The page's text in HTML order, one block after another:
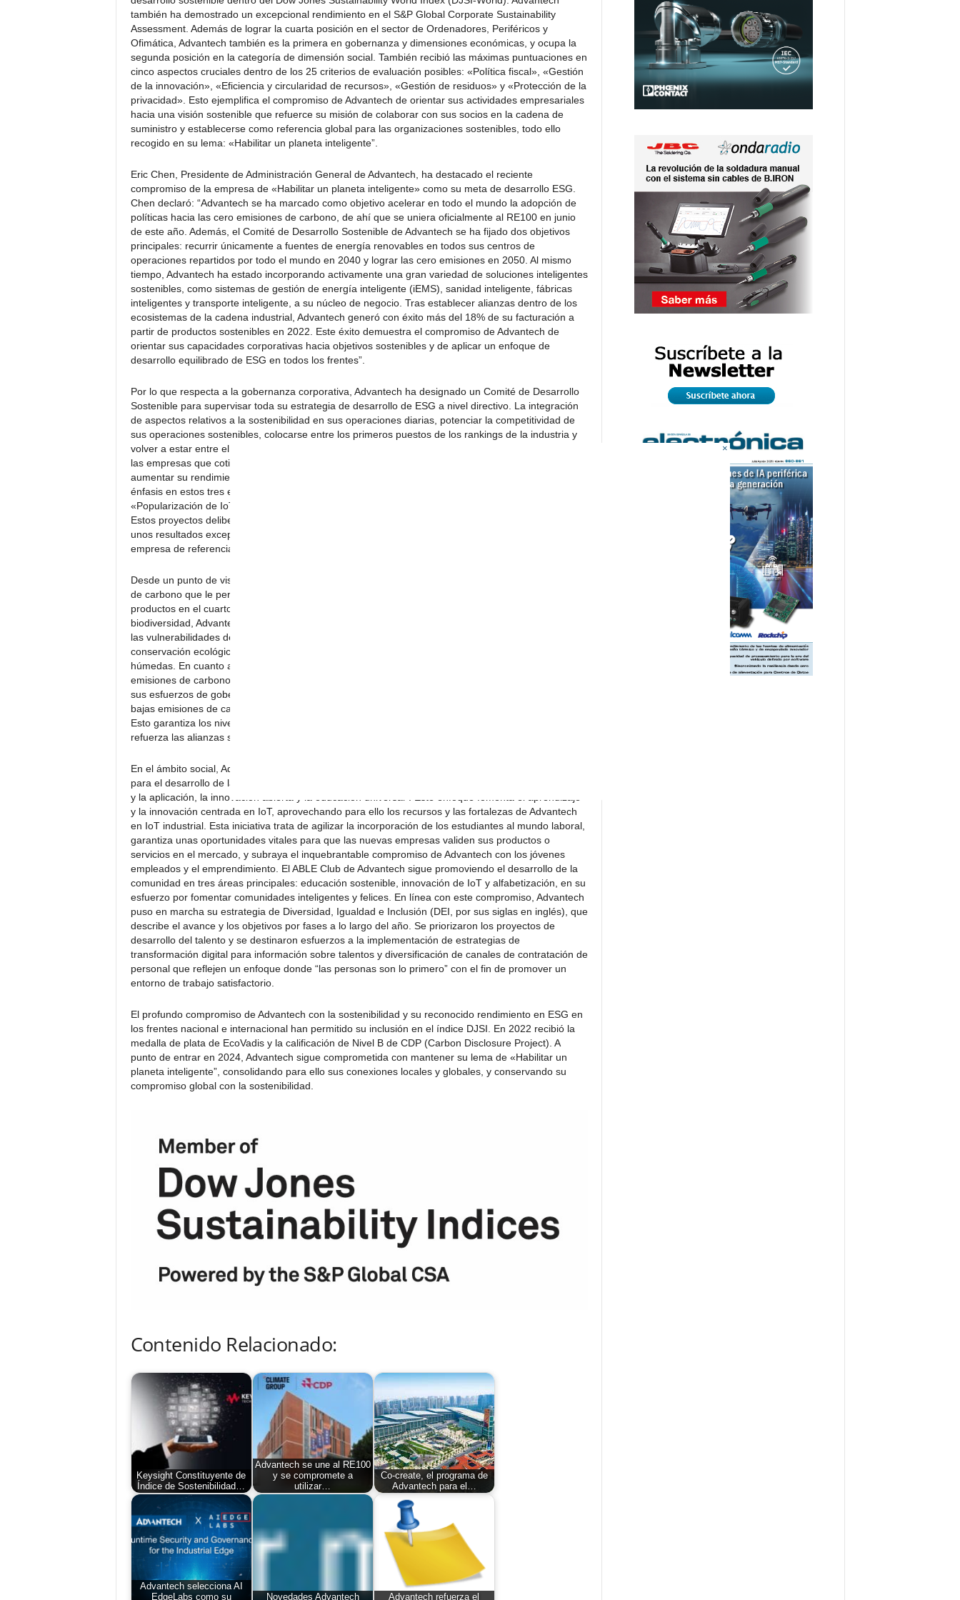
también ha demostrado un excepcional rendimiento en el S&P Global Corporate Sustainability
Assessment. Además de lograr la cuarta posición en el sector de Ordenadores, Periféricos y
Ofimática, Advantech también es la primera en gobernanza y dimensiones económicas, y ocupa la
segunda posición en la categoría de dimensión social. También recibió las máximas puntuaciones en
cinco aspectos cruciales dentro de los 25 criterios de evaluación posibles: «Política fiscal», «Gestión
de la innovación», «Eficiencia y circularidad de recursos», «Gestión de residuos» y «Protección de la
privacidad». Esto ejemplifica el compromiso de Advantech de orientar sus actividades empresariales
hacia una visión sostenible que refuerce su misión de colaborar con sus socios en la cadena de
suministro y establecerse como referencia global para las organizaciones sostenibles, todo ello
recogido en su lema: «Habilitar un planeta inteligente”.
Eric Chen, Presidente de Administración General de Advantech, ha destacado el reciente
compromiso de la empresa de «Habilitar un planeta inteligente» como su meta de desarrollo ESG.
Chen declaró: “Advantech se ha marcado como objetivo acelerar en todo el mundo la adopción de
políticas hacia las cero emisiones de carbono, de ahí que se uniera oficialmente al RE100 en junio
de este año. Además, el Comité de Desarrollo Sostenible de Advantech se ha fijado dos objetivos
principales: recurrir únicamente a fuentes de energía renovables en todos sus centros de
operaciones repartidos por todo el mundo en 2040 y lograr las cero emisiones en 2050. Al mismo
tiempo, Advantech ha estado incorporando activamente una gran variedad de soluciones inteligentes
sostenibles, como sistemas de gestión de energía inteligente (iEMS), sanidad inteligente, fábricas
inteligentes y transporte inteligente, a su núcleo de negocio. Tras establecer alianzas dentro de los
ecosistemas de la cadena industrial, Advantech generó con éxito más del 18% de su facturación a
partir de productos sostenibles en 2022. Este éxito demuestra el compromiso de Advantech de
orientar sus capacidades corporativas hacia objetivos sostenibles y de aplicar un enfoque de
desarrollo equilibrado de ESG en todos los frentes”.
Por lo que respecta a la gobernanza corporativa, Advantech ha designado un Comité de Desarrollo
Sostenible para supervisar toda su estrategia de desarrollo de ESG a nivel directivo. La integración
de aspectos relativos a la sostenibilidad en sus operaciones diarias, potenciar la competitividad de
sus operaciones sostenibles, colocarse entre los primeros puestos de los rankings de la industria y
volver a estar entre el 5% más alto de la «Evaluación de Gobernanza Corporativa» de este año para
las empresas que cotizan en bolsa son los resultados de la decisión estratégica de Advantech de
aumentar su rendimiento en ámbito ESG. Los objetivos futuros de Advantech pasan por mantener su
énfasis en estos tres ejes de sostenibilidad: «Operaciones respetuosas con el medio ambiente»,
«Popularización de IoT por el bien común” y «Bienestar de los empleados e iniciativas benéficas».
Estos proyectos deliberados, metódicos y controlados de Advantech tienen como objetivo obtener
unos resultados excepcionales de forma consistente que la permitan consolidarse como una sólida
empresa de referencia.
Desde un punto de vista medioambiental, Advantech realizó un estudio para valorar sus emisiones
de carbono que le permitió obtener la certificación ISO 14067 para la huella de carbono de sus
productos en el cuarto trimestre de este año. Para abordar la creciente preocupación por la
biodiversidad, Advantech utiliza sus capacidades AIoT con el fin de identificar oportunidades, evaluar
las vulnerabilidades de la biodiversidad e involucrar al personal en proyectos prácticos de
conservación ecológica como la recuperación de bosques costeros y la adopción de zonas
húmedas. En cuanto a iniciativas de productos verdes y prácticas sostenibles, Advantech reduce sus
emisiones de carbono gracias al uso de materiales de embalaje ecológicos. También ha potenciado
sus esfuerzos de gobernanza de proveedores, promoviendo una cadena de suministro verde y con
bajas emisiones de carbono e implementando planes de mejora entre sus principales proveedores.
Esto garantiza los niveles de ESG de forma consistente a lo largo de toda la cadena de suministro,
refuerza las alianzas sostenibles y supone un avance hacia una cadena de suministro sostenible.
En el ámbito social, Advantech colabora con el entorno industrial, público, académico e investigador
para el desarrollo de la «Cocreación de cadenas de valor» mediante la «Integración del aprendizaje
y la aplicación, la innovación abierta y la educación universal”. Este enfoque fomenta el aprendizaje
y la innovación centrada en IoT, aprovechando para ello los recursos y las fortalezas de Advantech
en IoT industrial. Esta iniciativa trata de agilizar la incorporación de los estudiantes al mundo laboral,
garantiza unas oportunidades vitales para que las nuevas empresas validen sus productos o
servicios en el mercado, y subraya el inquebrantable compromiso de Advantech con los jóvenes
empleados y el emprendimiento. El ABLE Club de Advantech sigue promoviendo el desarrollo de la
comunidad en tres áreas principales: educación sostenible, innovación de IoT y alfabetización, en su
esfuerzo por fomentar comunidades inteligentes y felices. En línea con este compromiso, Advantech
puso en marcha su estrategia de Diversidad, Igualdad e Inclusión (DEI, por sus siglas en inglés), que
describe el avance y los objetivos por fases a lo largo del año. Se priorizaron los proyectos de
desarrollo del talento y se destinaron esfuerzos a la implementación de estrategias de
transformación digital para información sobre talentos y diversificación de canales de contratación de
personal que reflejen un enfoque donde “las personas son lo primero” con el fin de promover un
entorno de trabajo satisfactorio.
El profundo compromiso de Advantech con la sostenibilidad y su reconocido rendimiento en ESG en
los frentes nacional e internacional han permitido su inclusión en el índice DJSI. En 2022 recibió la
medalla de plata de EcoVadis y la calificación de Nivel B de CDP (Carbon Disclosure Project). A
punto de entrar en 2024, Advantech sigue comprometida con mantener su lema de «Habilitar un
planeta inteligente”, consolidando para ello sus conexiones locales y globales, y conservando su
compromiso global con la sostenibilidad.
Contenido Relacionado:
Keysight Constituyente de
Índice de Sostenibilidad…
Advantech se une al RE100
y se compromete a
utilizar…
Co-create, el programa de
Advantech para el…
Advantech selecciona AI
EdgeLabs como su
Novedades Advantech Advantech refuerza el